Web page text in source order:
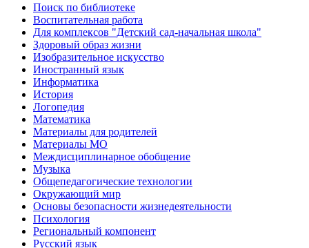
Поиск по библиотеке
Воспитательная работа
Для комплексов "Детский сад-начальная школа"
Здоровый образ жизни
Изобразительное искусство
Иностранный язык
Информатика
История
Логопедия
Математика
Материалы для родителей
Материалы МО
Междисциплинарное обобщение
Музыка
Общепедагогические технологии
Окружающий мир
Основы безопасности жизнедеятельности
Психология
Региональный компонент
Русский язык